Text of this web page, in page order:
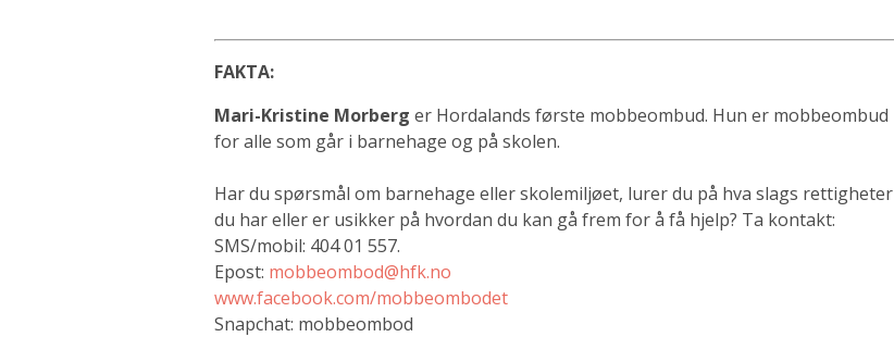
FAKTA:
Mari-Kristine Morberg er Hordalands første mobbeombud. Hun er mobbe­ombud
for alle som går i barnehage og på skolen.
Har du spørsmål om barnehage eller skolemiljøet, lurer du på hva slags rettigheter
du har eller er usikker på hvordan du kan gå frem for å få hjelp? Ta kontakt:
SMS/mobil: 404 01 557.
Epost: mobbeombod@hfk.no
www.facebook.com/mobbeombodet
Snapchat: mobbeombod